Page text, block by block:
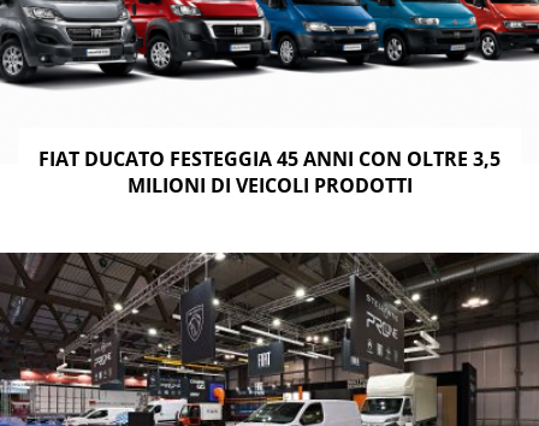
FIAT DUCATO FESTEGGIA 45 ANNI CON OLTRE 3,5
MILIONI DI VEICOLI PRODOTTI